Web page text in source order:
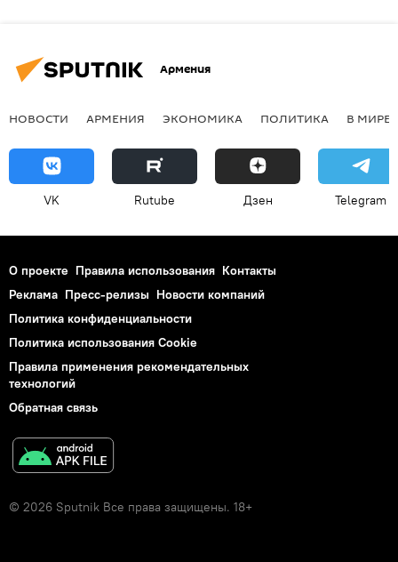
Армения
НОВОСТИ АРМЕНИЯ ЭКОНОМИКА ПОЛИТИКА В МИРЕ
VK Rutube Дзен Telegram
О проекте Правила использования Контакты
Реклама Пресс-релизы Новости компаний
Политика конфиденциальности
Политика использования Cookie
Правила применения рекомендательных
технологий
Обратная связь
© 2026 Sputnik Все права защищены. 18+